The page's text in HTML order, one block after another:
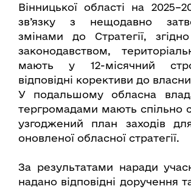
Вінницької області на
зв’язку з нещодавно
змінами до Стратегії,
законодавством,
мають у 12-місячний
відповідні корективи до
У подальшому обласна
тергромадами мають спільно
узгоджений план заходів для
оновленої обласної стратегії.
За результатами наради
надано відповідні доручення